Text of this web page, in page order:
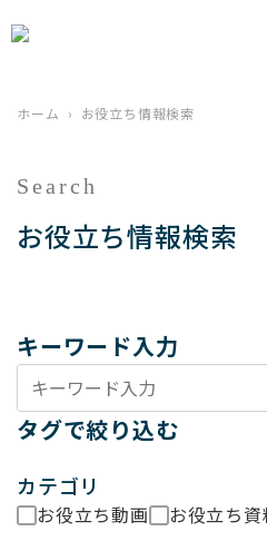
ホーム お役立ち情報検索
Search
お役立ち情報検索
キーワード入力
タグで絞り込む
カテゴリ
お役立ち動画 お役立ち資